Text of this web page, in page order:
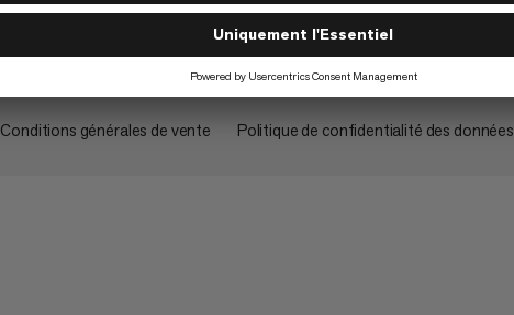
Conditions générales de vente Politique de confidentialité des données